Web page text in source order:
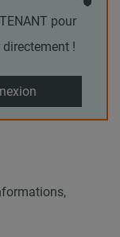
pour
!